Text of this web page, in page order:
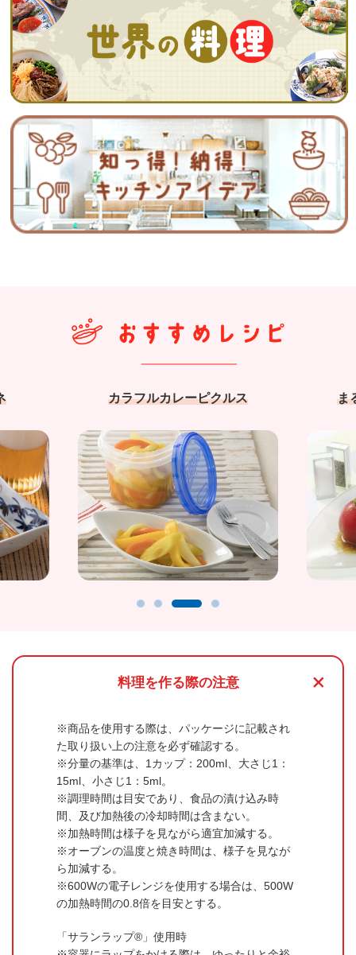
カラフルカレーピクルス ま
+
料理を作る際の注意
商品を使用する際は、パッケージに記載され
た取り扱い上の注意を必ず確認する。
分量の基準は、1カップ：200ml、大さじ1：
15ml、小さじ1：5ml。
調理時間は目安であり、食品の漬け込み時
間、及び加熱後の冷却時間は含まない。
加熱時間は様子を見ながら適宜加減する。
オーブンの温度と焼き時間は、様子を見なが
ら加減する。
600Wの電子レンジを使用する場合は、500W
の加熱時間の0.8倍を目安とする。
「サランラップ®」使用時